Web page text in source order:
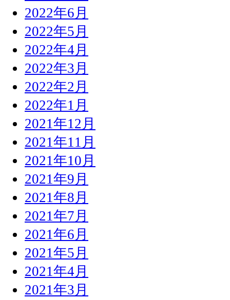
2022年6月
2022年5月
2022年4月
2022年3月
2022年2月
2022年1月
2021年12月
2021年11月
2021年10月
2021年9月
2021年8月
2021年7月
2021年6月
2021年5月
2021年4月
2021年3月